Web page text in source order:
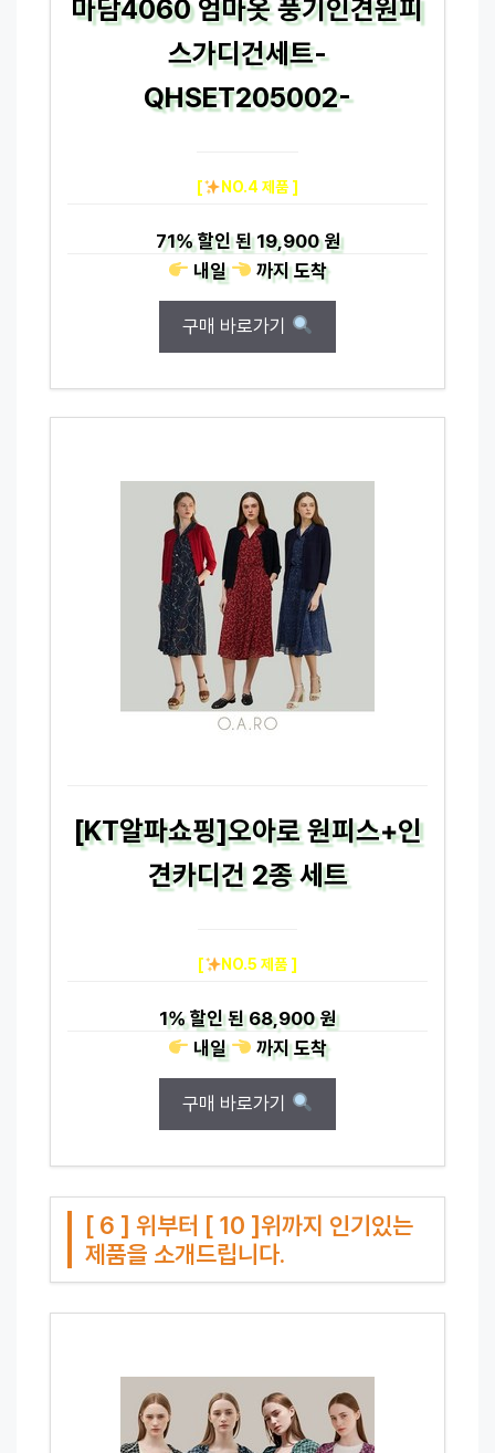
마담4060 엄마옷 풍기인견원피
스가디건세트-
QHSET205002-
[ NO.4 제품 ]
71%할인 된19,900 원
내일
까지도착
구매 바로가기
[KT알파쇼핑]오아로 원피스+인
견카디건 2종 세트
[ NO.5 제품 ]
1%할인 된68,900 원
내일
까지도착
구매 바로가기
[ 6 ] 위부터 [ 10 ]위까지 인기있는
제품을 소개드립니다.